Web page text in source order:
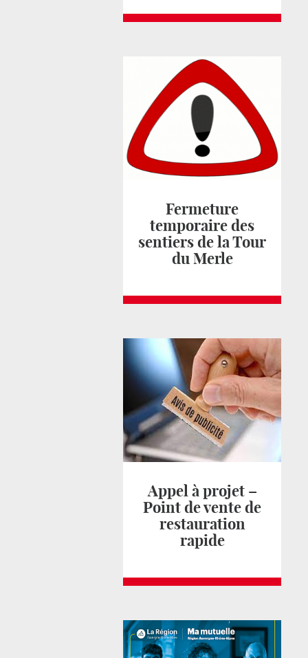
Fermeture
temporaire des
sentiers de la Tour
du Merle
Appel à projet –
Point de vente de
restauration
rapide